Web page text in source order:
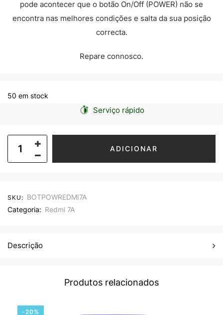
pode acontecer que o botão On/Off (POWER) não se
encontra nas melhores condições e salta da sua posição
correcta.
Repare connosco.
50 em stock
Serviço rápido
ADICIONAR
SKU: BOTPOWREDMI7A
Categoria: Redmi 7A
Descrição
Produtos relacionados
-20%